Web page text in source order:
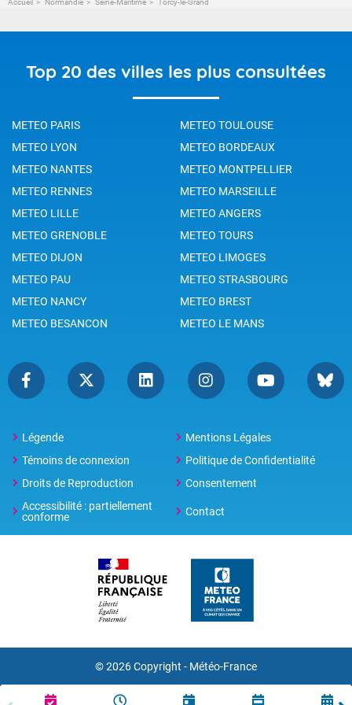
Top 20 des villes les plus consultées
METEO PARIS
METEO TOULOUSE
METEO LYON
METEO BORDEAUX
METEO NANTES
METEO MONTPELLIER
METEO RENNES
METEO MARSEILLE
METEO LILLE
METEO ANGERS
METEO GRENOBLE
METEO TOURS
METEO DIJON
METEO LIMOGES
METEO PAU
METEO STRASBOURG
METEO NANCY
METEO BREST
METEO BESANCON
METEO LE MANS
Légende
Mentions Légales
Témoins de connexion
Politique de Confidentialité
Droits de Reproduction
Consentement
Accessibilité : partiellement
conforme
Contact
© 2026 Copyright - Météo-France